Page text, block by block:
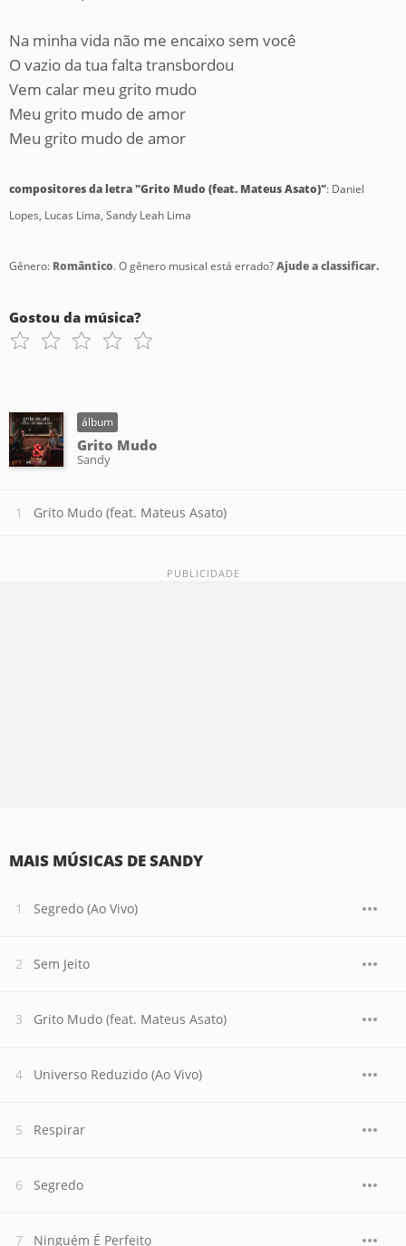
Na minha vida não me encaixo sem você
O vazio da tua falta transbordou
Vem calar meu grito mudo
Meu grito mudo de amor
Meu grito mudo de amor
compositores da letra "Grito Mudo (feat. Mateus Asato)": Daniel
Lopes, Lucas Lima, Sandy Leah Lima
Gênero: Romântico. O gênero musical está errado?Ajude a classificar.
Gostou da música?
álbum
Grito Mudo
Sandy
Grito Mudo (feat. Mateus Asato)
MAIS MÚSICAS DE SANDY
Segredo (Ao Vivo)
Sem Jeito
Grito Mudo (feat. Mateus Asato)
Universo Reduzido (Ao Vivo)
Respirar
Segredo
Ninguém É Perfeito